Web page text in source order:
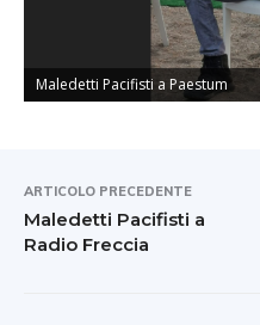
Maledetti Pacifisti a Paestum
ARTICOLO PRECEDENTE
Maledetti Pacifisti a
Radio Freccia